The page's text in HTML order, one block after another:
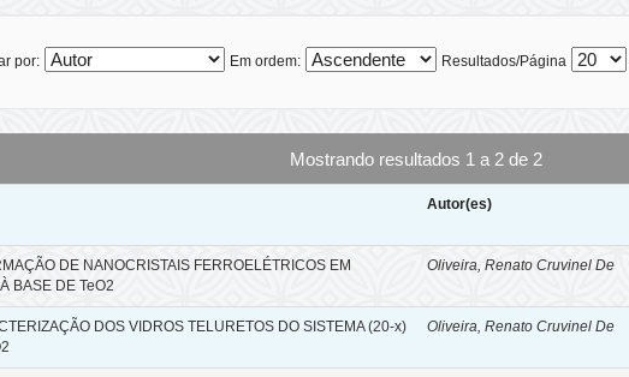
por: Em ordem: Resultados/Página
Mostrando resultados 1 a 2 de 2
Autor(es)
DE NANOCRISTAIS FERROELÉTRICOS EM
BASE DE TeO2
Oliveira, Renato Cruvinel De
DOS VIDROS TELURETOS DO SISTEMA (20-x)
Oliveira, Renato Cruvinel De